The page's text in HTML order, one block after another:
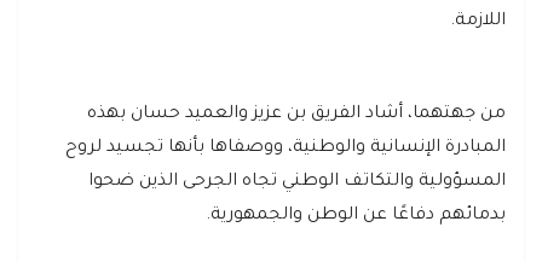
اللازمة.
من جهتهما، أشاد الفريق بن عزيز والعميد حسان بهذه
المبادرة الإنسانية والوطنية، ووصفاها بأنها تجسيد لروح
المسؤولية والتكاتف الوطني تجاه الجرحى الذين ضحوا
بدمائهم دفاعًا عن الوطن والجمهورية.